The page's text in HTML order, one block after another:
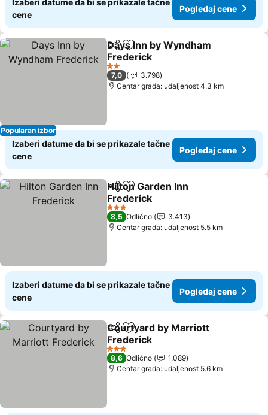
Izaberi datume da bi se prikazale tačne
cene
Pogledaj cene
Popularan izbor
Deli Dodati u favorite
Days Inn by Wyndham
Frederick
Pogledaj cene
2 Zvezdice
7,0
3.798
Centar grada: udaljenost 4.3 km
Izaberi datume da bi se prikazale tačne
cene
Pogledaj cene
Deli Dodati u favorite
Hilton Garden Inn
Frederick
Pogledaj cene
3 Zvezdice
8,5 Odlično
3.413
Centar grada: udaljenost 5.5 km
Izaberi datume da bi se prikazale tačne
cene
Pogledaj cene
Deli Dodati u favorite
Courtyard by Marriott
Frederick
Pogledaj cene
3 Zvezdice
8,6 Odlično
1.089
Centar grada: udaljenost 5.6 km